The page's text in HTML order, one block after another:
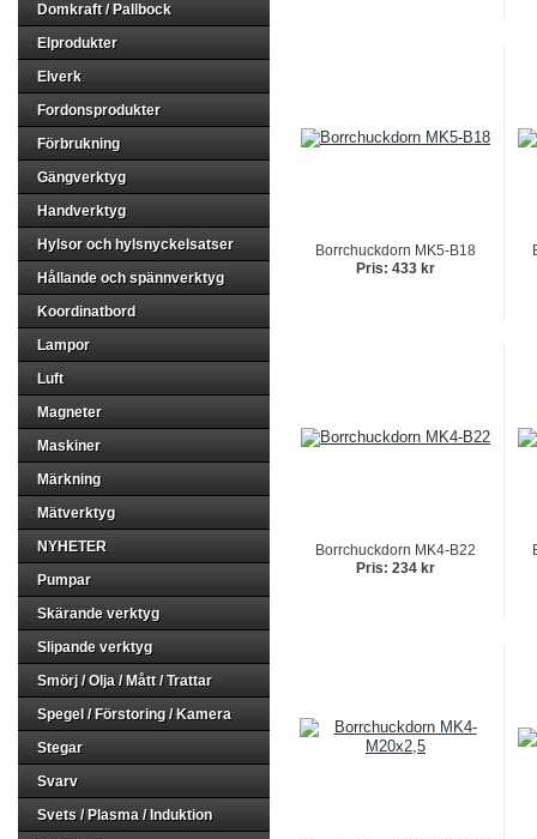
Domkraft / Pallbock
Elprodukter
Elverk
Fordonsprodukter
Förbrukning
Gängverktyg
Handverktyg
Hylsor och hylsnyckelsatser
Hållande och spännverktyg
Koordinatbord
Lampor
Luft
Magneter
Maskiner
Märkning
Mätverktyg
NYHETER
Pumpar
Skärande verktyg
Slipande verktyg
Smörj / Olja / Mått / Trattar
Spegel / Förstoring / Kamera
Stegar
Svarv
Svets / Plasma / Induktion
Borrchuckdorn MK5-B18
Pris: 433 kr
Borrchuckdorn MK4-B22
Pris: 234 kr